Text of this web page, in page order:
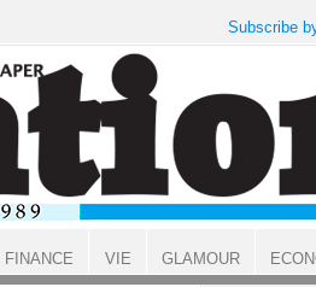
Subscribe
FINANCE VIE GLAMOUR